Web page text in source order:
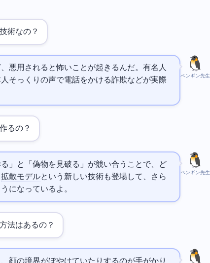
術なの？
ペンギン先生
悪用されると怖いことが起きるんだ。有名人
そっくりの声で電話をかける詐欺などが実際
るの？
ペンギン先生
AI」と「偽物を見破るAI」が競い合うことで、ど
拡散モデルという新しい技術も登場して、さら
になっているよ。
法はあるの？
顔の境界がぼやけていたりするのが手がかり